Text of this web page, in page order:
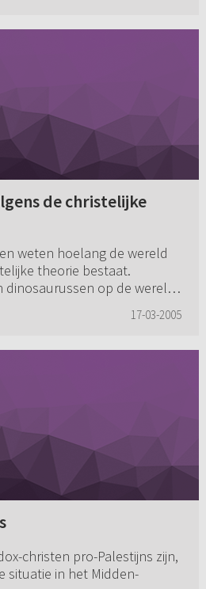
de christelijke
weten hoelang de wereld
theorie bestaat.
dinosaurussen op de wereld
met d...
17-03-2005
christen pro-Palestijns zijn,
situatie in het Midden-